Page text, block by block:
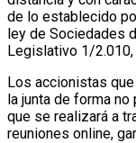
de lo establecido
ley de Sociedades
Legislativo 1/2.010,
Los accionistas
la junta de forma
que se realizará a
reuniones online,